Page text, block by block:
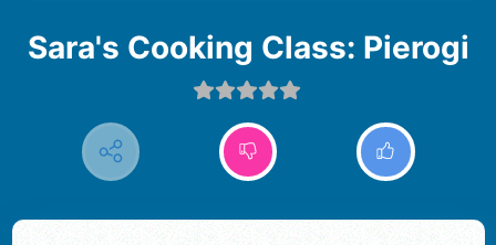
Sara's Cooking Class: Pierogi